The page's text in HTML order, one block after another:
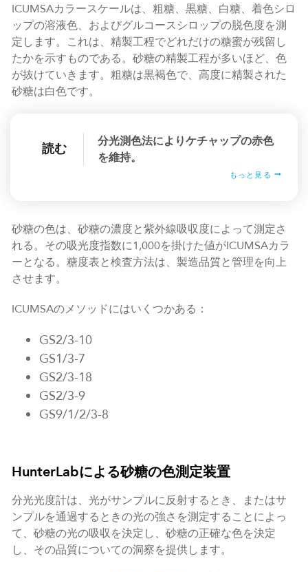
ICUMSAカラースケールは、粗糖、黒糖、白糖、着色シロ
ップの溶液色、およびグルコースシロップの脱色度を測
定します。これは、精製工程でどれだけの糖蜜が残留し
たかを示すものである。砂糖の精製工程が多いほど、色
が抜けていきます。粗糖は黒褐色で、高度に精製された
砂糖は白色です。
読む
分光測色法によりケチャップの赤色
を維持。
もっと見る
砂糖の色は、砂糖の濃度と紫外線吸収度によって測定さ
れる。その吸光度指数に1,000を掛けた値がICUMSAカラ
ーとなる。糖度表と検査方法は、製造品質と管理を向上
させます。
ICUMSAのメソッドにはいくつかある：
GS2/3-10
GS1/3-7
GS2/3-18
GS2/3-9
GS9/1/2/3-8
HunterLabによる砂糖の色測定装置
分光光度計は、光がサンプルに反射するとき、またはサ
ンプルを通過するときの光の強さを測定することによっ
て、砂糖の光の吸収を決定し、砂糖の正確な色を決定
し、その品質についての洞察を提供します。